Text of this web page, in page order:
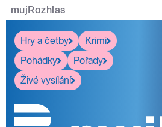
mujRozhlas
Hry a četby
Krimi
Pohádky
Pořady
Živé vysílání